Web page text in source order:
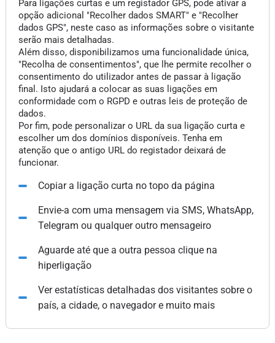
Para ligações curtas e um registador GPS, pode ativar a
opção adicional "Recolher dados SMART" e "Recolher
dados GPS", neste caso as informações sobre o visitante
serão mais detalhadas.
Além disso, disponibilizamos uma funcionalidade única,
"Recolha de consentimentos", que lhe permite recolher o
consentimento do utilizador antes de passar à ligação
final. Isto ajudará a colocar as suas ligações em
conformidade com o RGPD e outras leis de proteção de
dados.
Por fim, pode personalizar o URL da sua ligação curta e
escolher um dos domínios disponíveis. Tenha em
atenção que o antigo URL do registador deixará de
funcionar.
Copiar a ligação curta no topo da página
Envie-a com uma mensagem via SMS, WhatsApp,
Telegram ou qualquer outro mensageiro
Aguarde até que a outra pessoa clique na
hiperligação
Ver estatísticas detalhadas dos visitantes sobre o
país, a cidade, o navegador e muito mais